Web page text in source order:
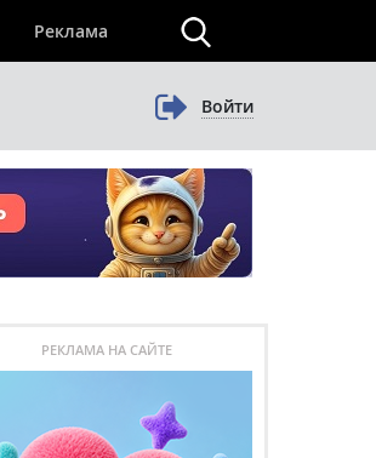
Реклама
Войти
РЕКЛАМА НА САЙТЕ